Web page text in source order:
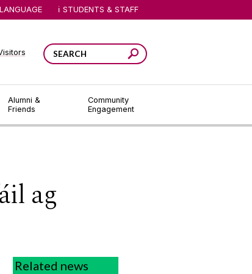
Alumni &
Friends
Community
Engagement
STUDENTS & STAFF
ag
Related news